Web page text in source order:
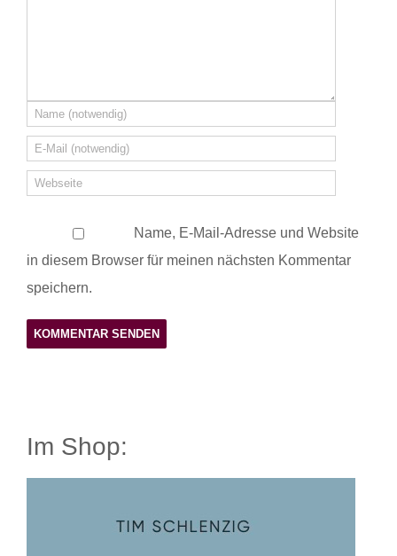
Name, E-Mail-Adresse und Website
in diesem Browser für meinen nächsten Kommentar
speichern.
Im Shop: